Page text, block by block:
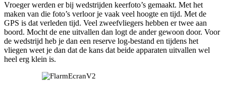
Vroeger werden er bij wedstrijden keerfoto’s gemaakt. Met het
maken van die foto’s verloor je vaak veel hoogte en tijd. Met de
GPS is dat verleden tijd. Veel zweefvliegers hebben er twee aan
boord. Mocht de ene uitvallen dan logt de ander gewoon door. Voor
de wedstrijd heb je dan een reserve log-bestand en tijdens het
vliegen weet je dan dat de kans dat beide apparaten uitvallen wel
heel erg klein is.